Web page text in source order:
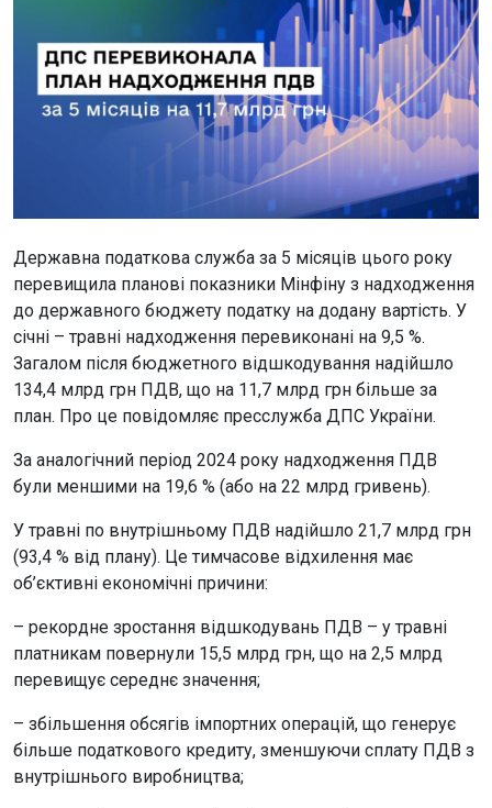
Державна податкова служба за 5 місяців цього року
перевищила планові показники Мінфіну з надходження
до державного бюджету податку на додану вартість. У
січні – травні надходження перевиконані на 9,5 %.
Загалом після бюджетного відшкодування надійшло
134,4 млрд грн ПДВ, що на 11,7 млрд грн більше за
план. Про це повідомляє пресслужба ДПС України.
За аналогічний період 2024 року надходження ПДВ
були меншими на 19,6 % (або на 22 млрд гривень).
У травні по внутрішньому ПДВ надійшло 21,7 млрд грн
(93,4 % від плану). Це тимчасове відхилення має
об’єктивні економічні причини:
– рекордне зростання відшкодувань ПДВ – у травні
платникам повернули 15,5 млрд грн, що на 2,5 млрд
перевищує середнє значення;
– збільшення обсягів імпортних операцій, що генерує
більше податкового кредиту, зменшуючи сплату ПДВ з
внутрішнього виробництва;